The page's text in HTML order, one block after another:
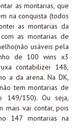
as montarias, que
na conquista (todos
as montarias da
as montarias de
usáveis pela
de 100 wins x3
contabilizei 148,
a da arena. Na DK,
tem montarias de
149/150). Ou seja,
mais vai contar, pois
147 montarias na